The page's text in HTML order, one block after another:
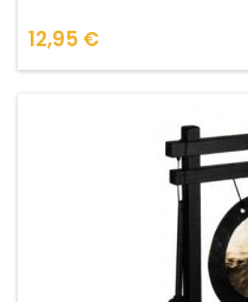
Prix
12,95 €